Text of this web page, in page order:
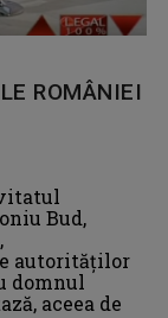
ROMÂNIEI
Bud,
autorităților
domnul
aceea de